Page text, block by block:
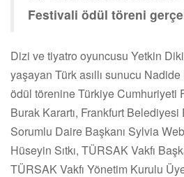
Festivali ödül töreni
Dizi ve tiyatro oyuncusu Yetkin
yaşayan Türk asıllı sunucu
ödül törenine Türkiye Cumhuriyeti
Burak Karartı, Frankfurt
Sorumlu Daire Başkanı Sylvia
Hüseyin Sıtkı, TÜRSAK Vakfı
TÜRSAK Vakfı Yönetim Kurulu